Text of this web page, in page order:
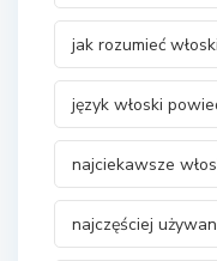
jak rozumieć
język włoski
najciekawsze
najczęściej